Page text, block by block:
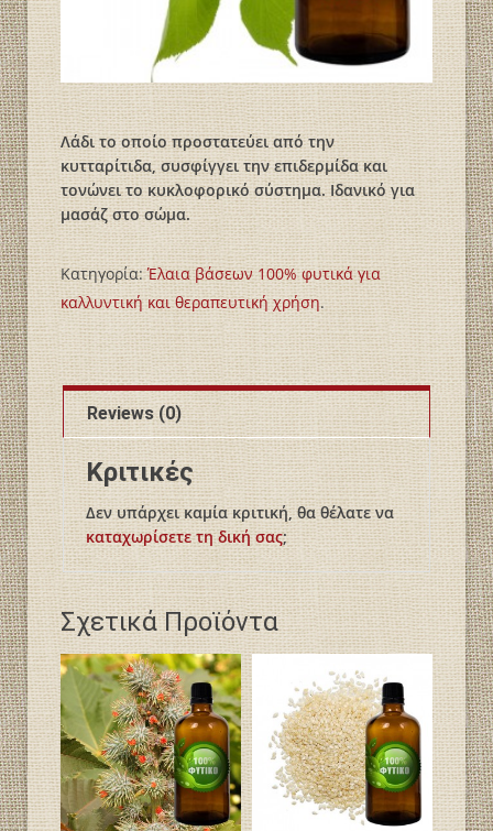
Λάδι το οποίο προστατεύει από την
κυτταρίτιδα, συσφίγγει την επιδερμίδα και
τονώνει το κυκλοφορικό σύστημα. Ιδανικό για
μασάζ στο σώμα.
Κατηγορία:Έλαια βάσεων 100% φυτικά για
καλλυντική και θεραπευτική χρήση.
Reviews (0)
Κριτικές
Δεν υπάρχει καμία κριτική, θα θέλατε να
καταχωρίσετε τη δική σας;
Σχετικά Προϊόντα